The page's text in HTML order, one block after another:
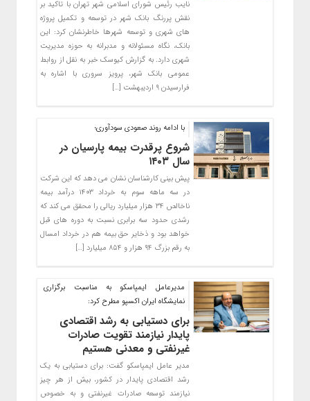
نایب رئیس شورای اسلامی شهر تهران با تاکید بر
نقش پررنگ بانک شهر در توسعه و تکمیل پروژه
های شهری و توسعه شهرها خاطرنشان کرد: این
بانک، نگاه مسئولانه و مدبرانه به حوزه مدیریت
شهری دارد. به گزارش کیوسک خبر به نقل از روابط
عمومی بانک شهر، پرویز سروری با اشاره به
فرارسیدن ۹ اردیبهشت […]
با ادامه روند صعودی سودآوری؛
شروع پرقدرت بیمه پارسیان در
سال ۱۴۰۳
پیش بینی کارشناسان نشان می دهد که این شرکت
در سه ماهه سوم به خرداد ۱۴۰۳ درآمد بیمه
ناخالص ۳۴ هزار میلیارد ریالی را محقق می کند که
رشدی حدود سه برابری نسبت به دوره های قبل
خواهد بود و ذخایر حق بیمه هم در خرداد امسال
به رقم بزرگ ۹۴ هزار و ۸۵۴ میلیارد […]
مدیرعامل ایمپاسکو به مناسبت برگزاری
نمایشگاه ایران اکسپو مطرح کرد:
برای دستیابی به رشد اقتصادی
پایدار نیازمند تقویت صادرات
غیرنفتی و معدنی هستیم
مدیر عامل ایمپاسکو گفت: برای دستیابی به یک
رشد اقتصادی پایدار در کشور، بیش از هر چیز
نیازمند توسعه صادرات غیرنفتی و به خصوص